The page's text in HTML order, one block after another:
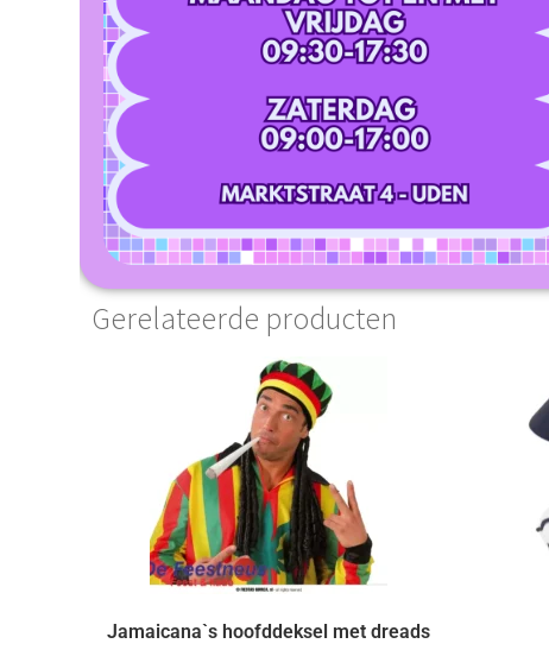
Gerelateerde producten
Jamaicana`s hoofddeksel met dreads